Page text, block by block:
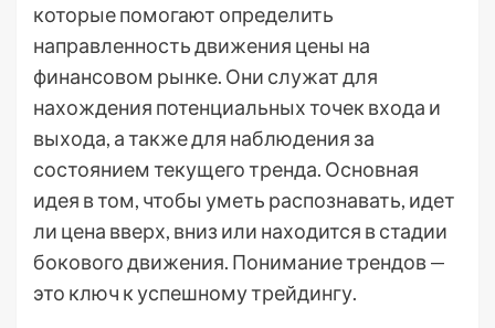
которые помогают определить
направленность движения цены на
финансовом рынке. Они служат для
нахождения потенциальных точек входа и
выхода, а также для наблюдения за
состоянием текущего тренда. Основная
идея в том, чтобы уметь распознавать, идет
ли цена вверх, вниз или находится в стадии
бокового движения. Понимание трендов —
это ключ к успешному трейдингу.